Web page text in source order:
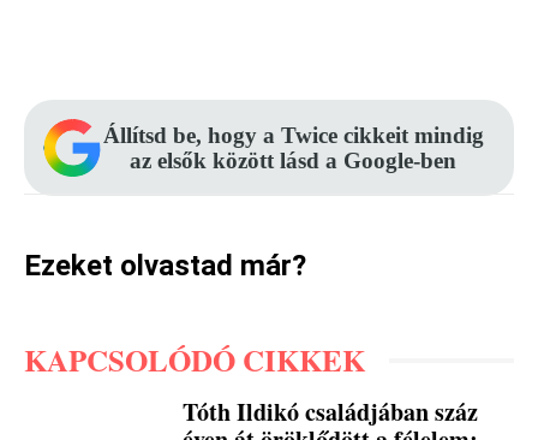
Állítsd be, hogy a Twice cikkeit mindig
az elsők között lásd a Google-ben
Ezeket olvastad már?
KAPCSOLÓDÓ CIKKEK
Tóth Ildikó családjában száz